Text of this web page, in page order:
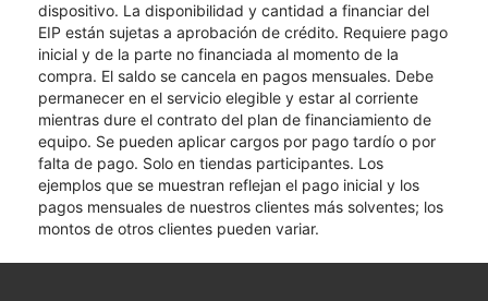
dispositivo. La disponibilidad y cantidad a financiar del
EIP están sujetas a aprobación de crédito. Requiere pago
inicial y de la parte no financiada al momento de la
compra. El saldo se cancela en pagos mensuales. Debe
permanecer en el servicio elegible y estar al corriente
mientras dure el contrato del plan de financiamiento de
equipo. Se pueden aplicar cargos por pago tardío o por
falta de pago. Solo en tiendas participantes. Los
ejemplos que se muestran reflejan el pago inicial y los
pagos mensuales de nuestros clientes más solventes; los
montos de otros clientes pueden variar.